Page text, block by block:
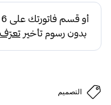
التصميم